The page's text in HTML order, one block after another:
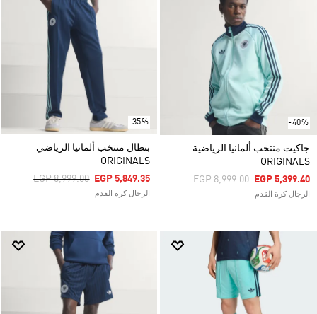
-40%
جاكيت منتخب ألمانيا الرياضية
ORIGINALS
Price Reduced From
EGP 8,999.00ToEGP 5,399.40
الرجال كرة القدم
-35%
بنطال منتخب ألمانيا الرياضي
ORIGINALS
Price Reduced From
EGP 8,999.00ToEGP 5,849.35
الرجال كرة القدم